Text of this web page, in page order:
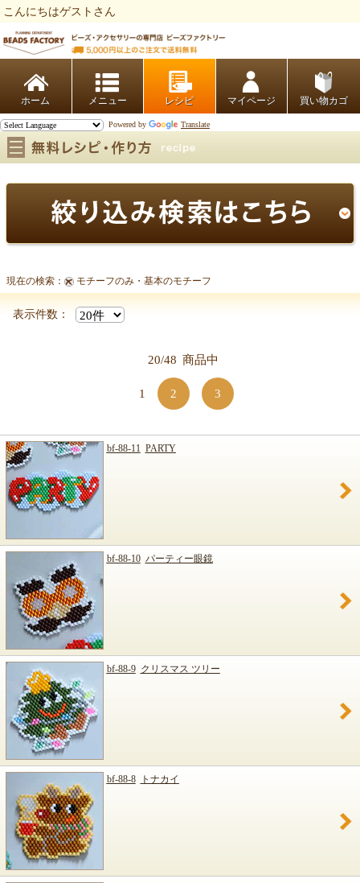
こんにちはゲストさん
ホーム レシピ マイページ 買い物カゴ
Powered by Translate
モチーフのみ・基本のモチーフ
現在の検索： モチーフのみ・基本のモチーフ
表示件数：
20/48 商品中
1 2 3
bf-88-11 PARTY
bf-88-10 パーティー眼鏡
bf-88-9 クリスマス ツリー
bf-88-8 トナカイ